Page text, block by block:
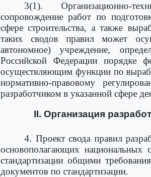
3(1). Организационно-
сопровождение работ по
сфере строительства, а также
таких сводов правил может
автономное) учреждение,
Российской Федерации порядке
осуществляющим функции по
нормативно-правовому
разработчиком в указанной сфере
II. Организация
4. Проект свода правил
основополагающих национальных
стандартизации общими
документов по стандартизации.